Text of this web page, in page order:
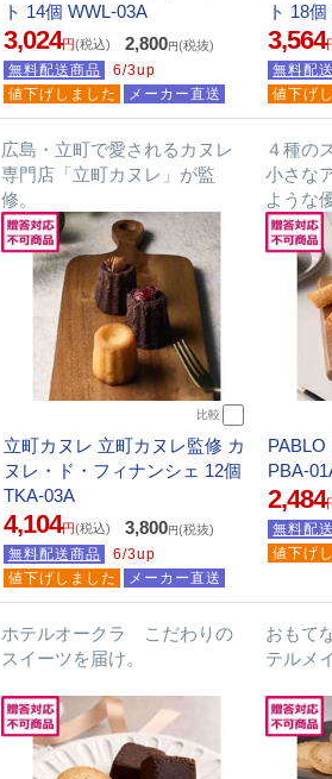
ト 14個 WWL-03A
3,024円(税込) 2,800円(税抜)
無料配送商品
6/3up
値下げしました
メーカー直送
ト 18
3,564
無料配
値下げ
広島・立町で愛されるカヌレ
専門店「立町カヌレ」が監
修。
比較
立町カヌレ 立町カヌレ監修 カ
ヌレ・ド・フィナンシェ 12個
TKA-03A
4,104円(税込) 3,800円(税抜)
無料配送商品
6/3up
値下げしました
メーカー直送
４種の
小さな
ような
PABLO
PBA-
2,484
無料配
値下げ
ホテルオークラ こだわりの
スイーツを届け。
おもて
テルメ